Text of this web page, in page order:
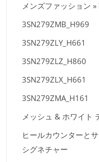
メンズファッション
3SN279ZMB_H969
3SN279ZLY_H661
3SN279ZLZ_H860
3SN279ZLX_H661
3SN279ZMA_H161
メッシュ & ホワイト
ヒールカウンターと
シグネチャー